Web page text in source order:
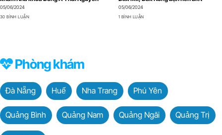
05/06/2024
30 BÌNH LUẬN
05/06/2024
1 BÌNH LUẬN
Phòng khám
Đà Nẵng Huế Nha Trang Phú Yên
Quảng Bình Quảng Nam Quảng Ngãi Quảng Trị